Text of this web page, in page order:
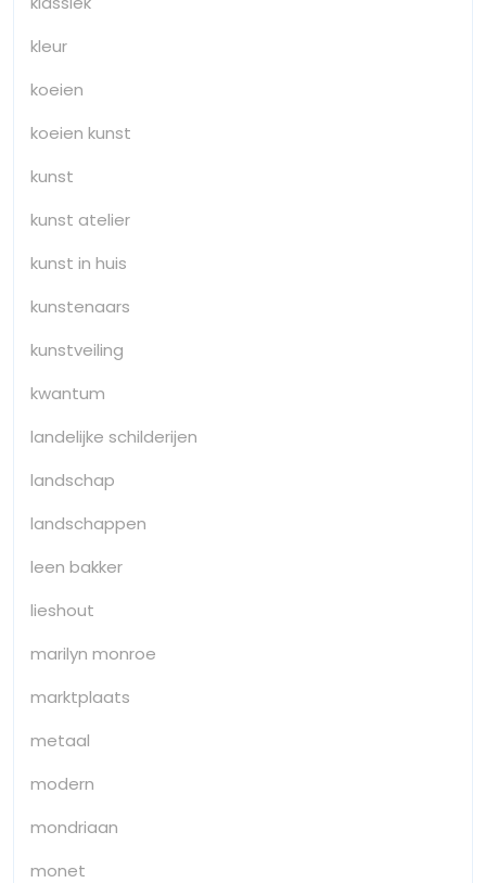
kleur
koeien
koeien kunst
kunst
kunst atelier
kunst in huis
kunstenaars
kunstveiling
kwantum
landelijke schilderijen
landschap
landschappen
leen bakker
lieshout
marilyn monroe
marktplaats
metaal
modern
mondriaan
monet